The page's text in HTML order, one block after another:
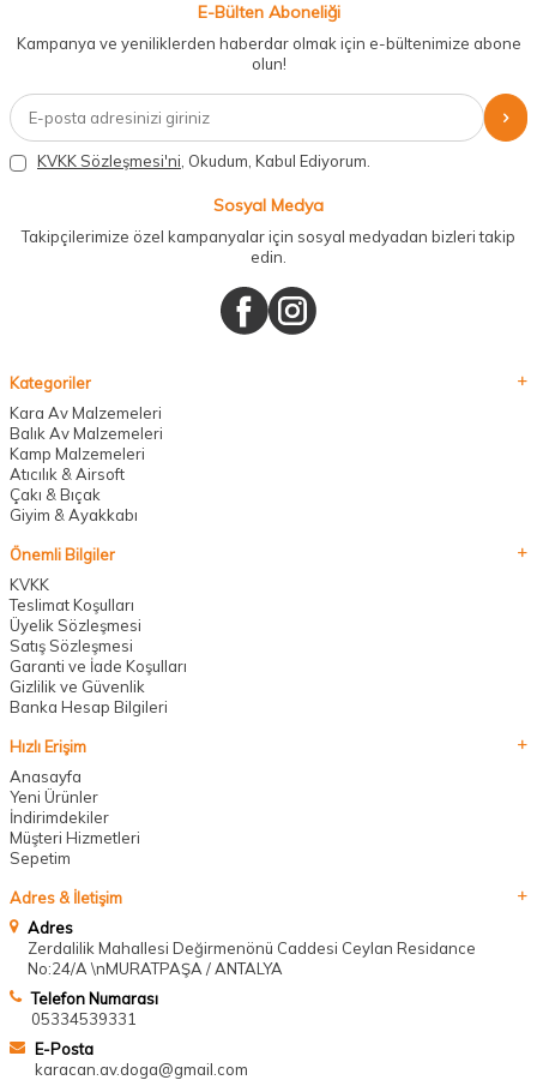
E-Bülten Aboneliği
Kampanya ve yeniliklerden haberdar olmak için e-bültenimize abone
olun!
KVKK Sözleşmesi'ni , Okudum, Kabul Ediyorum.
Sosyal Medya
Takipçilerimize özel kampanyalar için sosyal medyadan bizleri takip
edin.
Kategoriler
Kara Av Malzemeleri
Balık Av Malzemeleri
Kamp Malzemeleri
Atıcılık & Airsoft
Çakı & Bıçak
Giyim & Ayakkabı
Önemli Bilgiler
KVKK
Teslimat Koşulları
Üyelik Sözleşmesi
Satış Sözleşmesi
Garanti ve İade Koşulları
Gizlilik ve Güvenlik
Banka Hesap Bilgileri
Hızlı Erişim
Anasayfa
Yeni Ürünler
İndirimdekiler
Müşteri Hizmetleri
Sepetim
Adres & İletişim
Adres
Zerdalilik Mahallesi Değirmenönü Caddesi Ceylan Residance
No:24/A \nMURATPAŞA / ANTALYA
Telefon Numarası
05334539331
E-Posta
karacan.av.doga@gmail.com